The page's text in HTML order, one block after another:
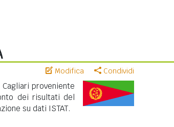
Modifica Condividi
proveniente
dei risultati del
su dati ISTAT.